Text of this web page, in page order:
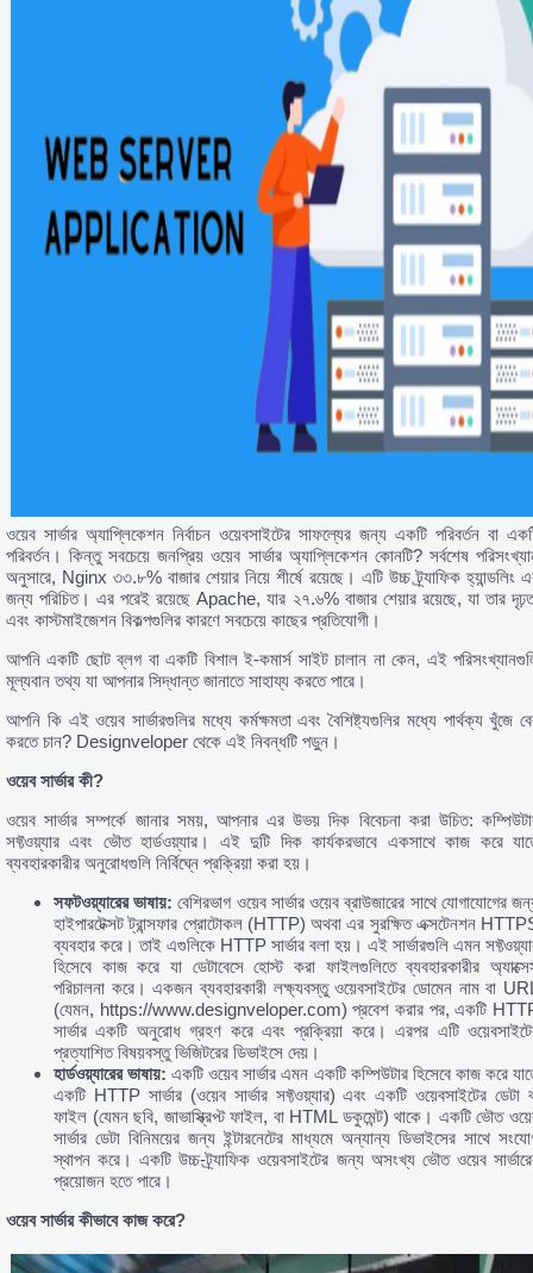
ওয়েব সার্ভার অ্যাপ্লিকেশন নির্বাচন ওয়েবসাইটের সাফল্যের জন্য একটি পরিবর্তন বা
পরিবর্তন। কিন্তু সবচেয়ে জনপ্রিয় ওয়েব সার্ভার অ্যাপ্লিকেশন কোনটি? সর্বশেষ
অনুসারে, Nginx ৩৩.৮% বাজার শেয়ার নিয়ে শীর্ষে রয়েছে। এটি উচ্চ ট্র্যাফিক হ্যান্ডলিং
জন্য পরিচিত। এর পরেই রয়েছে Apache, যার ২৭.৬% বাজার শেয়ার রয়েছে, যা তার
এবং কাস্টমাইজেশন বিকল্পগুলির কারণে সবচেয়ে কাছের প্রতিযোগী।
আপনি একটি ছোট ব্লগ বা একটি বিশাল ই-কমার্স সাইট চালান না কেন, এই
মূল্যবান তথ্য যা আপনার সিদ্ধান্ত জানাতে সাহায্য করতে পারে।
আপনি কি এই ওয়েব সার্ভারগুলির মধ্যে কর্মক্ষমতা এবং বৈশিষ্ট্যগুলির মধ্যে পার্থক্য খুঁজে
করতে চান? Designveloper থেকে এই নিবন্ধটি পড়ুন।
ওয়েবসার্ভারকী?
ওয়েব সার্ভার সম্পর্কে জানার সময়, আপনার এর উভয় দিক বিবেচনা করা উচিত:
সফ্টওয়্যার এবং ভৌত হার্ডওয়্যার। এই দুটি দিক কার্যকরভাবে একসাথে কাজ করে
ব্যবহারকারীর অনুরোধগুলি নির্বিঘ্নে প্রক্রিয়া করা হয়।
সফটওয়্যারেরভাষায়:বেশিরভাগ ওয়েব সার্ভার ওয়েব ব্রাউজারের সাথে যোগাযোগের
হাইপারটেক্সট ট্রান্সফার প্রোটোকল (HTTP) অথবা এর সুরক্ষিত এক্সটেনশন
ব্যবহার করে। তাই এগুলিকে HTTP সার্ভার বলা হয়। এই সার্ভারগুলি এমন
হিসেবে কাজ করে যা ডেটাবেসে হোস্ট করা ফাইলগুলিতে ব্যবহারকারীর
পরিচালনা করে। একজন ব্যবহারকারী লক্ষ্যবস্তু ওয়েবসাইটের ডোমেন নাম বা
(যেমন, https://www.designveloper.com) প্রবেশ করার পর, একটি
সার্ভার একটি অনুরোধ গ্রহণ করে এবং প্রক্রিয়া করে। এরপর এটি
প্রত্যাশিত বিষয়বস্তু ভিজিটরের ডিভাইসে দেয়।
হার্ডওয়্যারেরভাষায়: একটি ওয়েব সার্ভার এমন একটি কম্পিউটার হিসেবে কাজ করে
একটি HTTP সার্ভার (ওয়েব সার্ভার সফ্টওয়্যার) এবং একটি ওয়েবসাইটের ডেটা
ফাইল (যেমন ছবি, জাভাস্ক্রিপ্ট ফাইল, বা HTML ডকুমেন্ট) থাকে। একটি ভৌত
সার্ভার ডেটা বিনিময়ের জন্য ইন্টারনেটের মাধ্যমে অন্যান্য ডিভাইসের সাথে
স্থাপন করে। একটি উচ্চ-ট্র্যাফিক ওয়েবসাইটের জন্য অসংখ্য ভৌত ওয়েব
প্রয়োজন হতে পারে।
ওয়েবসার্ভারকীভাবেকাজকরে?